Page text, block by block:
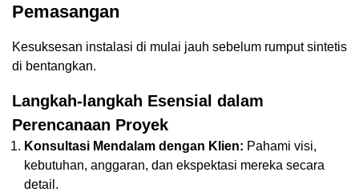
Pemasangan
Kesuksesan instalasi di mulai jauh sebelum rumput sintetis
di bentangkan.
Langkah-langkah Esensial dalam
Perencanaan Proyek
Konsultasi Mendalam dengan Klien: Pahami visi,
kebutuhan, anggaran, dan ekspektasi mereka secara
detail.